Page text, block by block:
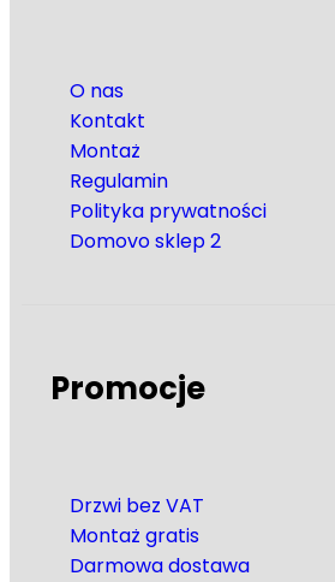
O nas
Kontakt
Montaż
Regulamin
Polityka prywatności
Domovo sklep 2
Promocje
Drzwi bez VAT
Montaż gratis
Darmowa dostawa